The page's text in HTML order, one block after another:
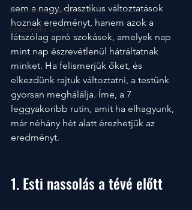
Promociós jellegű cikkek
Szezonális Cikkek
sem a nagy, drasztikus változtatások
hoznak eredményt, hanem azok a
látszólag apró szokások, amelyek nap
mint nap észrevétlenül hátráltatnak
minket. Ha felismerjük őket, és
elkezdünk rajtuk változtatni, a testünk
gyorsan meghálálja. Íme, a 7
leggyakoribb rutin, amit ha elhagyunk,
már néhány hét alatt érezhetjük az
eredményt.
1. Esti nassolás a tévé előtt